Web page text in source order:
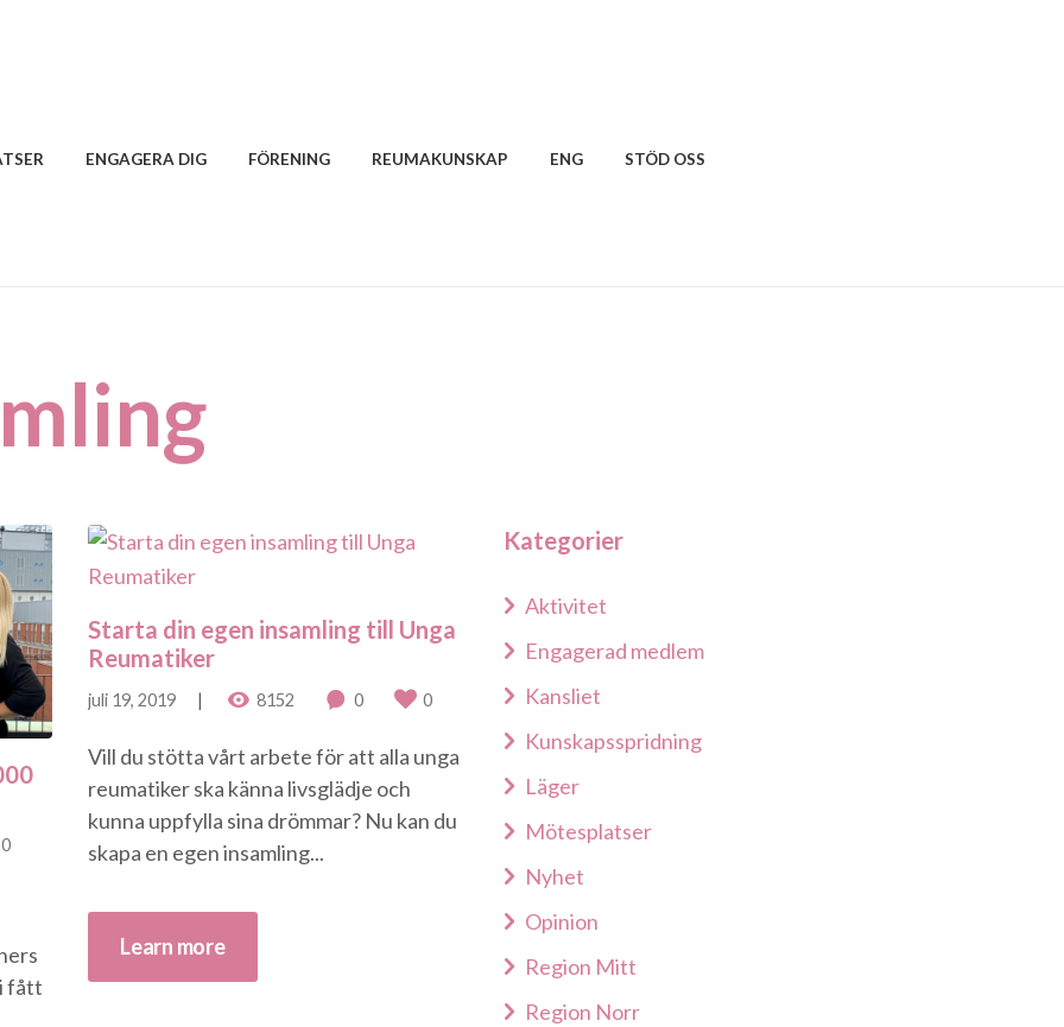
ENGAGERA DIG FÖRENING REUMAKUNSKAP ENG STÖD OSS
0
fått
Starta din egen insamling till Unga
Reumatiker
juli 19, 2019 8152 0 0
Vill du stötta vårt arbete för att alla unga
reumatiker ska känna livsglädje och
kunna uppfylla sina drömmar? Nu kan du
skapa en egen insamling...
Learn more
Kategorier
Aktivitet
Engagerad medlem
Kansliet
Kunskapsspridning
Läger
Mötesplatser
Nyhet
Opinion
Region Mitt
Region Norr